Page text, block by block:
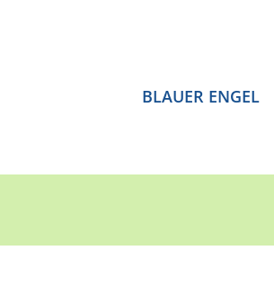
BLAUER ENGEL